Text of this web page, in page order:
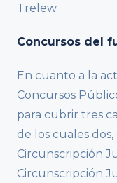
Trelew.
Concursos del
En cuanto a la
Concursos
para cubrir tres
de los cuales
Circunscripción
Circunscripción